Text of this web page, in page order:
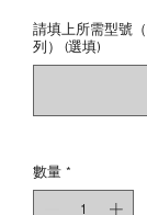
請填上所需型號（
列） (選填)
數量 *